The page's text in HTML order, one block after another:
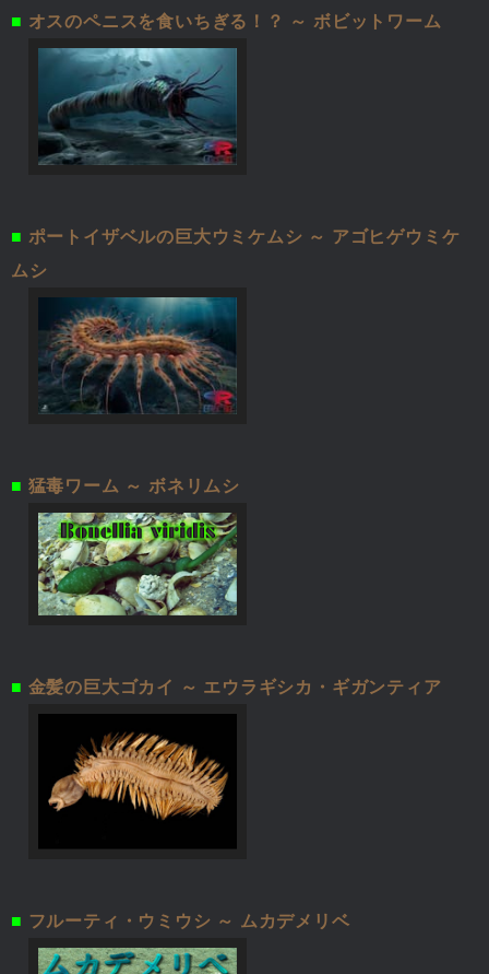
■ オスのペニスを食いちぎる！？ ～ ボビットワーム
■ ポートイザベルの巨大ウミケムシ ～ アゴヒゲウミケ
ムシ
■ 猛毒ワーム ～ ボネリムシ
■ 金髪の巨大ゴカイ ～ エウラギシカ・ギガンティア
■ フルーティ・ウミウシ ～ ムカデメリベ